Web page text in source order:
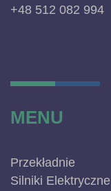
+48 512 082 994
MENU
Przekładnie
Silniki Elektryczne